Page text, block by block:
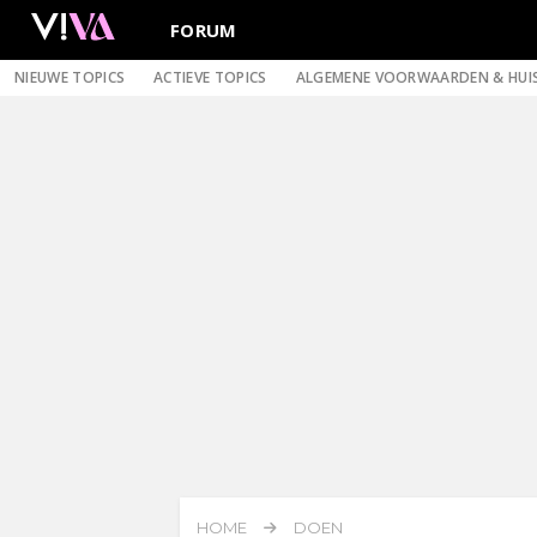
FORUM
NIEUWE TOPICS ACTIEVE TOPICS ALGEMENE VOORWAARDEN &
HOME DOEN